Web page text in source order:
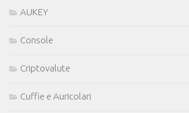
AUKEY
Console
Criptovalute
Cuffie e Auricolari